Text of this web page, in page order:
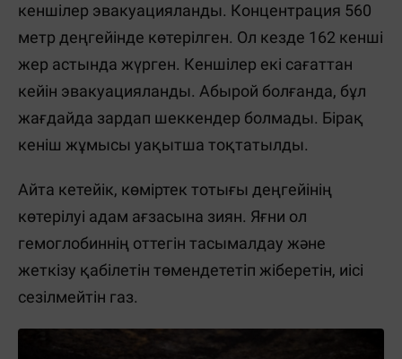
кеншілер эвакуацияланды. Концентрация 560
метр деңгейінде көтерілген. Ол кезде 162 кенші
жер астында жүрген. Кеншілер екі сағаттан
кейін эвакуацияланды. Абырой болғанда, бұл
жағдайда зардап шеккендер болмады. Бірақ
кеніш жұмысы уақытша тоқтатылды.
Айта кетейік, көміртек тотығы деңгейінің
көтерілуі адам ағзасына зиян. Яғни ол
гемоглобиннің оттегін тасымалдау және
жеткізу қабілетін төмендететіп жіберетін, иісі
сезілмейтін газ.